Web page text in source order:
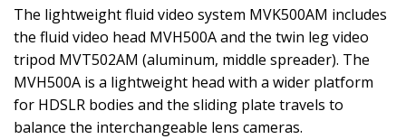
The lightweight fluid video system MVK500AM includes
the fluid video head MVH500A and the twin leg video
tripod MVT502AM (aluminum, middle spreader). The
MVH500A is a lightweight head with a wider platform
for HDSLR bodies and the sliding plate travels to
balance the interchangeable lens cameras.